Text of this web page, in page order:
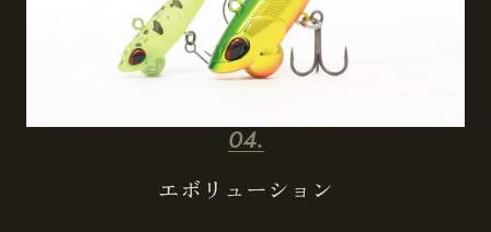
エボリューション